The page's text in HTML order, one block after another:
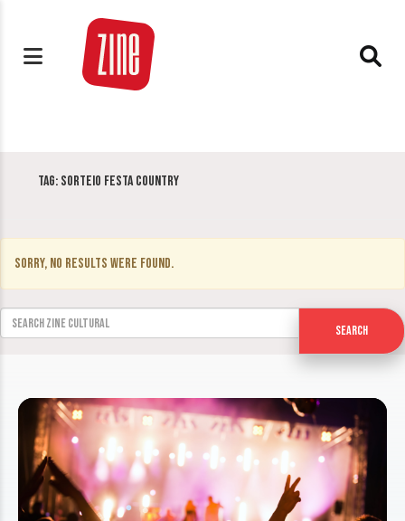
Tag: sorteio Festa Country
Sorry, no results were found.
Search for:
Search